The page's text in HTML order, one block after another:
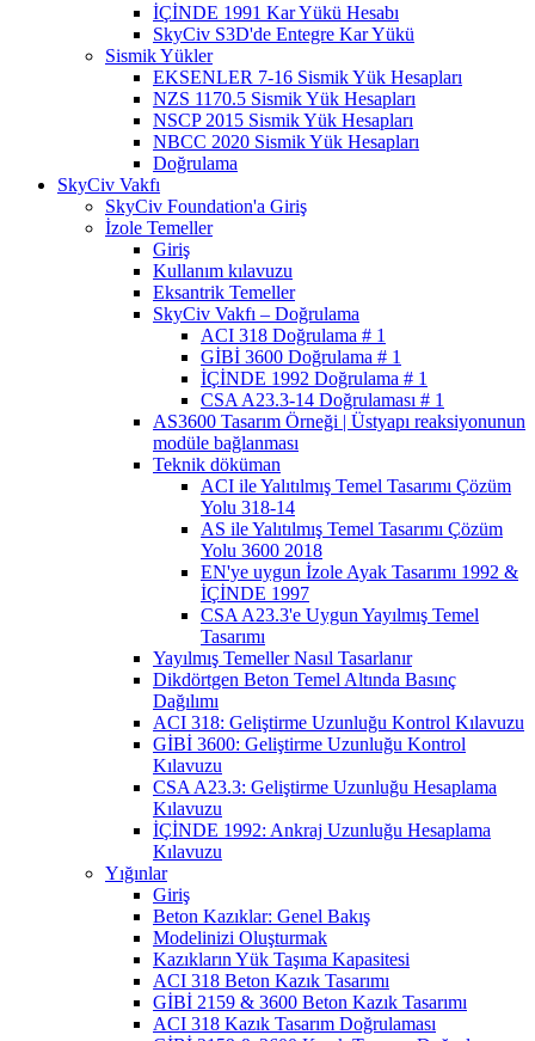
İÇİNDE 1991 Kar Yükü Hesabı
SkyCiv S3D'de Entegre Kar Yükü
Sismik Yükler
EKSENLER 7-16 Sismik Yük Hesapları
NZS 1170.5 Sismik Yük Hesapları
NSCP 2015 Sismik Yük Hesapları
NBCC 2020 Sismik Yük Hesapları
Doğrulama
SkyCiv Vakfı
SkyCiv Foundation'a Giriş
İzole Temeller
Giriş
Kullanım kılavuzu
Eksantrik Temeller
SkyCiv Vakfı – Doğrulama
ACI 318 Doğrulama # 1
GİBİ 3600 Doğrulama # 1
İÇİNDE 1992 Doğrulama # 1
CSA A23.3-14 Doğrulaması # 1
AS3600 Tasarım Örneği | Üstyapı reaksiyonunun
modüle bağlanması
Teknik döküman
ACI ile Yalıtılmış Temel Tasarımı Çözüm
Yolu 318-14
AS ile Yalıtılmış Temel Tasarımı Çözüm
Yolu 3600 2018
EN'ye uygun İzole Ayak Tasarımı 1992 &
İÇİNDE 1997
CSA A23.3'e Uygun Yayılmış Temel
Tasarımı
Yayılmış Temeller Nasıl Tasarlanır
Dikdörtgen Beton Temel Altında Basınç
Dağılımı
ACI 318: Geliştirme Uzunluğu Kontrol Kılavuzu
GİBİ 3600: Geliştirme Uzunluğu Kontrol
Kılavuzu
CSA A23.3: Geliştirme Uzunluğu Hesaplama
Kılavuzu
İÇİNDE 1992: Ankraj Uzunluğu Hesaplama
Kılavuzu
Yığınlar
Giriş
Beton Kazıklar: Genel Bakış
Modelinizi Oluşturmak
Kazıkların Yük Taşıma Kapasitesi
ACI 318 Beton Kazık Tasarımı
GİBİ 2159 & 3600 Beton Kazık Tasarımı
ACI 318 Kazık Tasarım Doğrulaması